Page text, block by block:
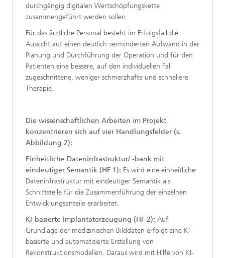
durchgängig digitalen Wertschöpfungskette
zusammengeführt werden sollen.
Für das ärztliche Personal besteht im Erfolgsfall die
Aussicht auf einen deutlich verminderten Aufwand in der
Planung und Durchführung der Operation und für den
Patienten eine bessere, auf den individuellen Fall
zugeschnittene, weniger schmerzhafte und schnellere
Therapie.
Die wissenschaftlichen Arbeiten im Projekt
konzentrieren sich auf vier Handlungsfelder (s.
Abbildung 2):
Einheitliche Dateninfrastruktur/ -bank mit
eindeutiger Semantik (HF 1): Es wird eine einheitliche
Dateninfrastruktur mit eindeutiger Semantik als
Schnittstelle für die Zusammenführung der einzelnen
Entwicklungsanteile erarbeitet.
KI-basierte Implantaterzeugung (HF 2): Auf
Grundlage der medizinischen Bilddaten erfolgt eine KI-
basierte und automatisierte Erstellung von
Rekonstruktionsmodellen. Daraus wird mit Hilfe von KI-